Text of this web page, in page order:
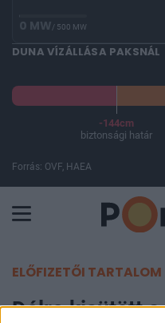
0 MW/ 500 MW
DUNA VÍZÁLLÁSA PAKSNÁL
-144cm
biztonsági határ
Forrás: OVF, HAEA
ELŐFIZETŐI TARTALOM
Délre kisütött a